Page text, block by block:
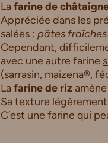
La farine de
Appréciée dans les
salées : pâtes
Cependant,
avec une autre farine
(sarrasin, maïzena®,
La farine de riz
Sa texture
C’est une farine qui